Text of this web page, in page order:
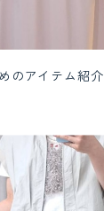
のアイテム紹介